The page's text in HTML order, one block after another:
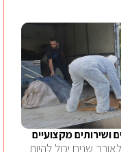
ושירותים מקצועיים
שנים יכול להיות